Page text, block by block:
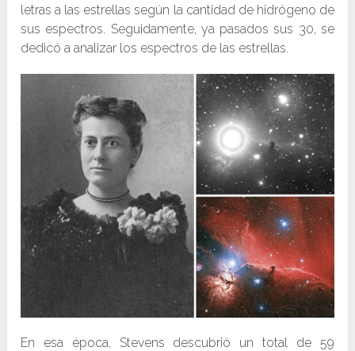
letras a las estrellas según la cantidad de hidrógeno de
sus espectros. Seguidamente, ya pasados sus 30, se
dedicó a analizar los espectros de las estrellas.
En esa época, Stevens descubrió un total de 59